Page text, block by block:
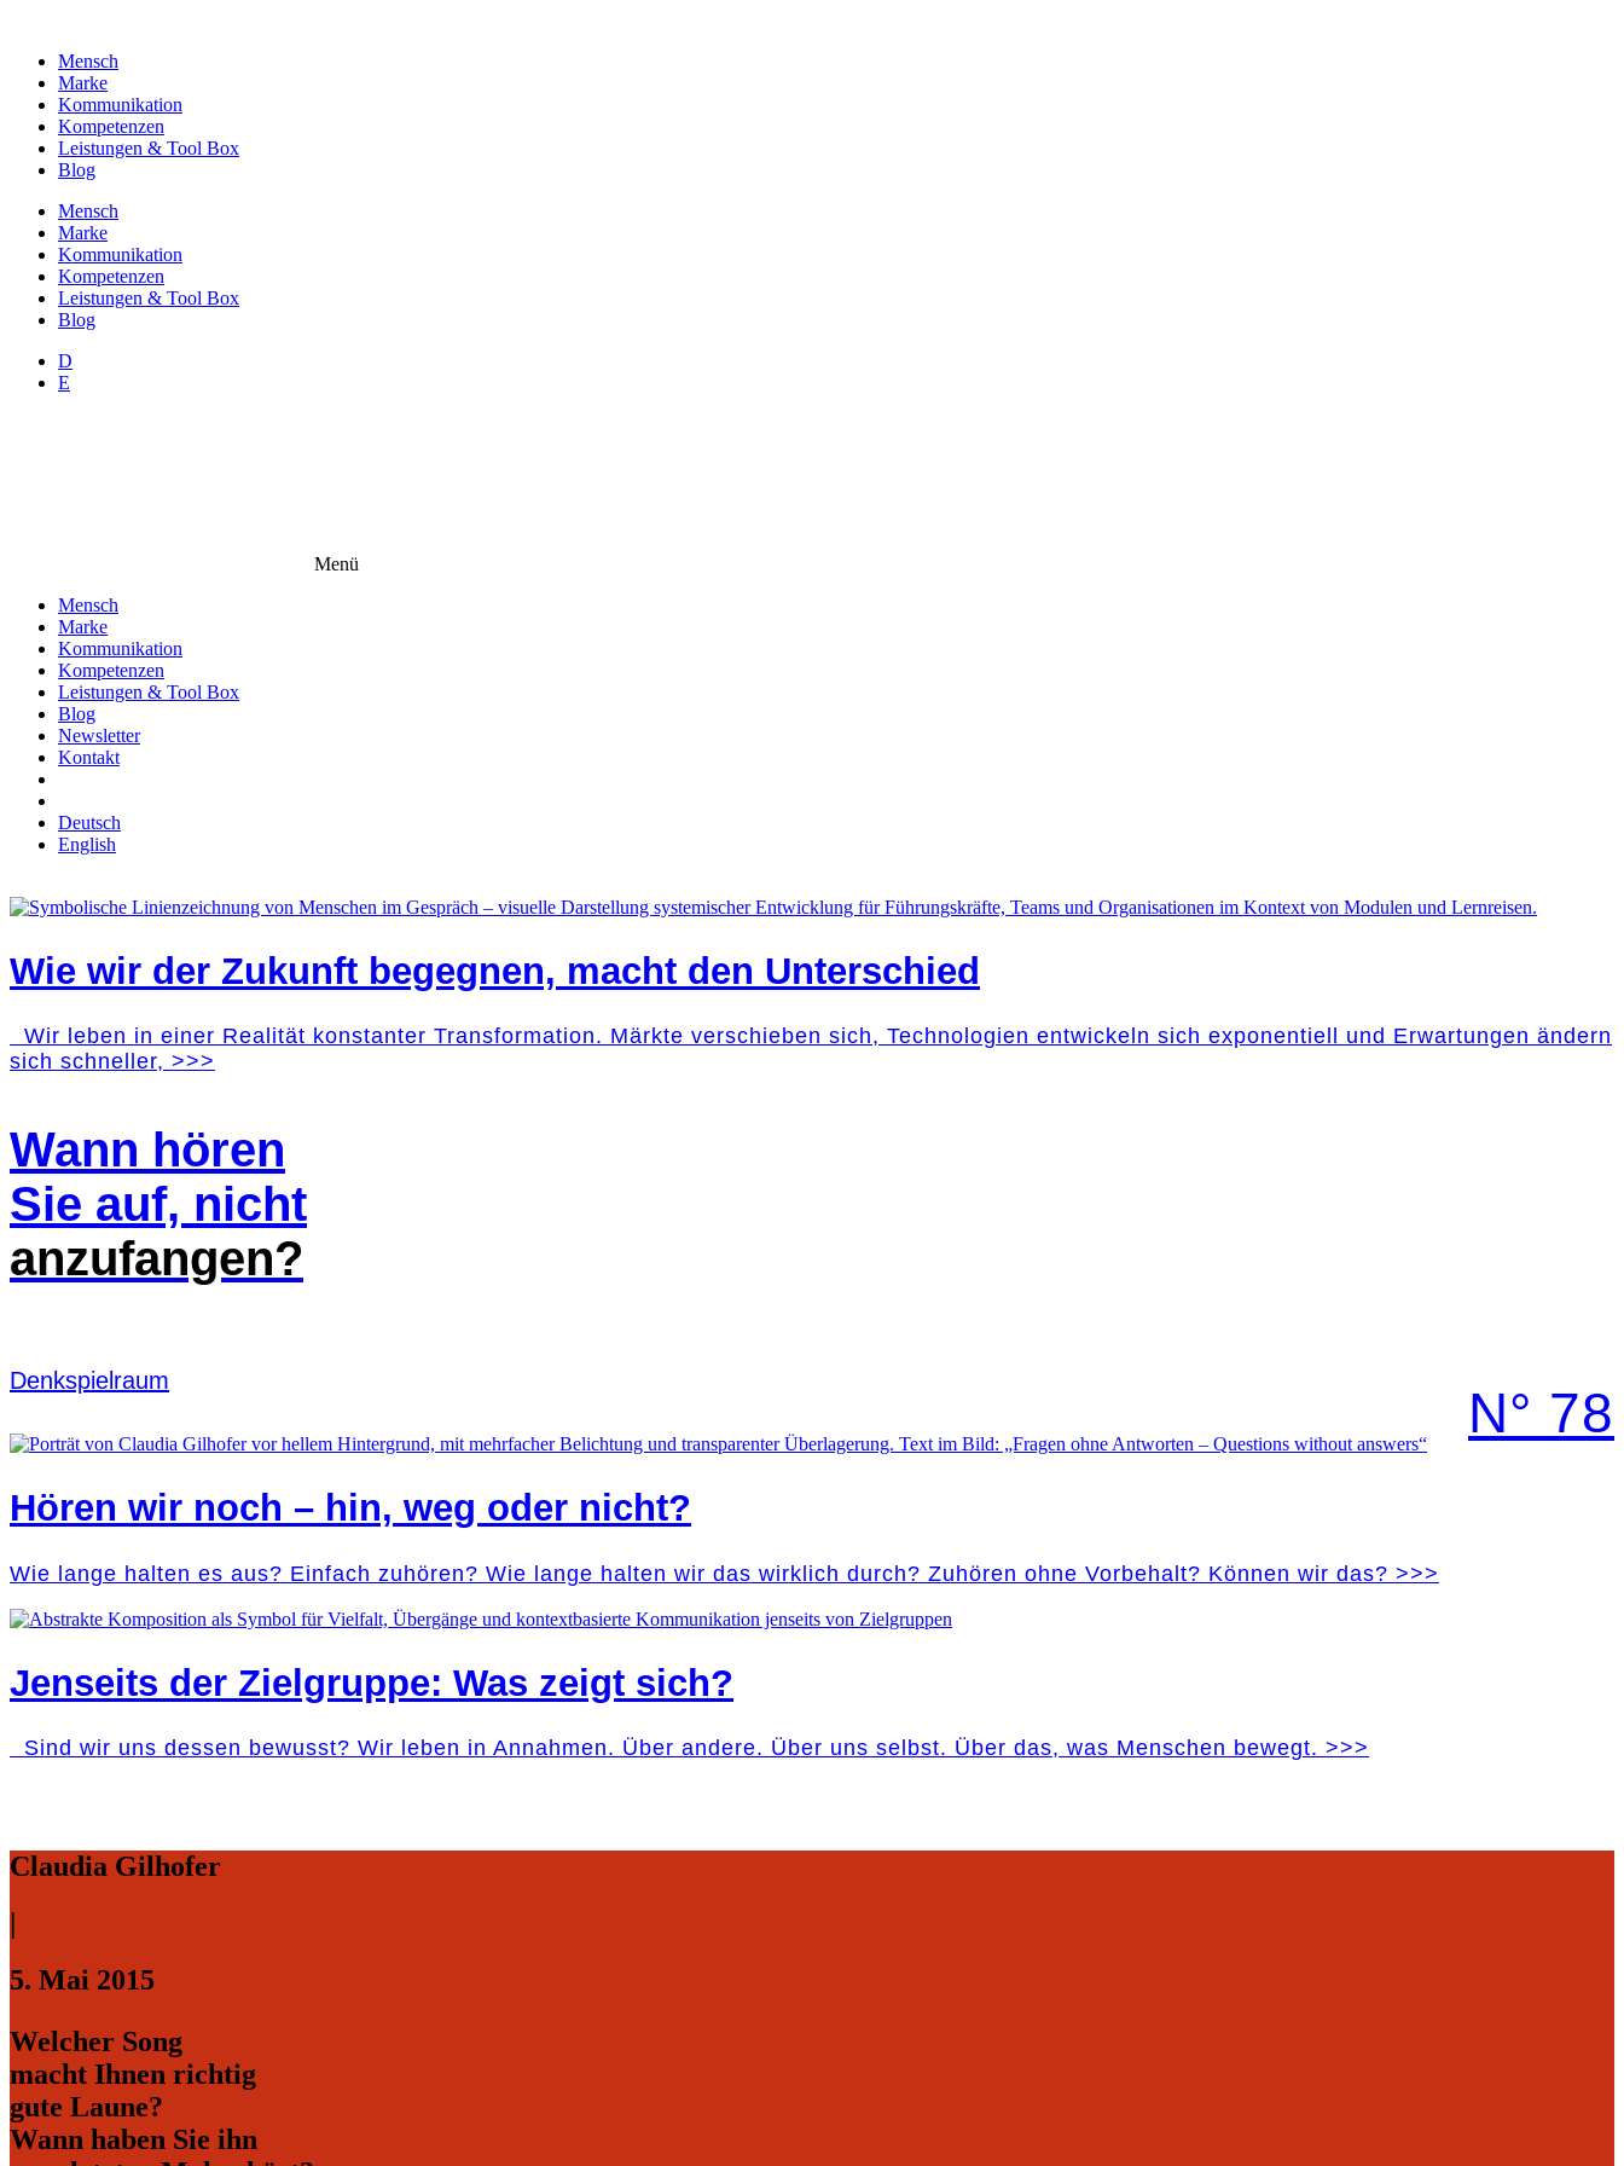
wechselnMensch
Marke
Kommunikation
Kompetenzen
Leistungen & Tool Box
Blog
Mensch
Marke
Kommunikation
Kompetenzen
Leistungen & Tool Box
Blog
D
E
Menü
Mensch
Marke
Kommunikation
Kompetenzen
Leistungen & Tool Box
Blog
Newsletter
Kontakt
Deutsch
English
Wie wir der Zukunft begegnen, macht den Unterschied
Wir leben in einer Realität konstanter Transformation. Märkte verschieben sich, Technologien entwickeln sich exponentiell und Erwartungen ändern
sich schneller, >>>
Wann hören
Sie auf, nicht
anzufangen?
Denk­spielraum
N° 78
Hören wir noch – hin, weg oder nicht?
Wie lange halten es aus? Einfach zuhören? Wie lange halten wir das wirklich durch? Zuhören ohne Vorbehalt? Können wir das? >>>
Jenseits der Zielgruppe: Was zeigt sich?
Sind wir uns dessen bewusst? Wir leben in Annahmen. Über andere. Über uns selbst. Über das, was Menschen bewegt. >>>
Claudia Gilhofer
5. Mai 2015
Welcher Song
macht Ihnen richtig
gute Laune?
Wann haben Sie ihn